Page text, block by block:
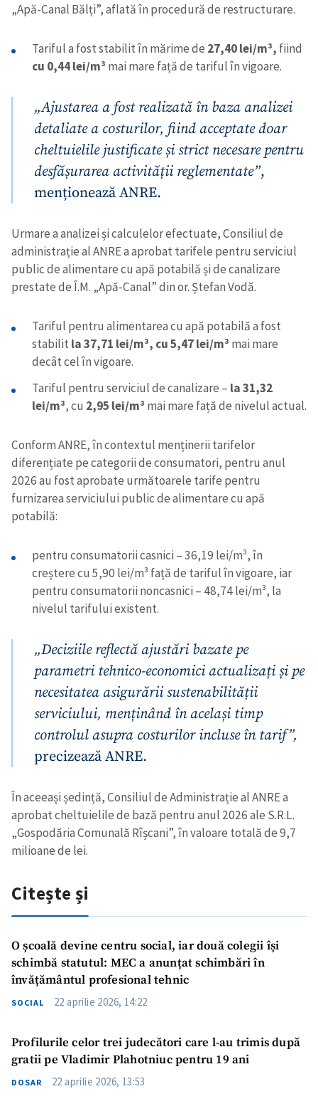
„Apă-Canal Bălți”, aflată în procedură de restructurare.
Tariful a fost stabilit în mărime de 27,40 lei/m³, fiind
cu 0,44 lei/m³ mai mare față de tariful în vigoare.
„Ajustarea a fost realizată în baza analizei
detaliate a costurilor, fiind acceptate doar
cheltuielile justificate și strict necesare pentru
desfășurarea activității reglementate”,
menționează ANRE.
Urmare a analizei și calculelor efectuate, Consiliul de
administrație al ANRE a aprobat tarifele pentru serviciul
public de alimentare cu apă potabilă și de canalizare
prestate de Î.M. „Apă-Canal” din or. Ștefan Vodă.
Tariful pentru alimentarea cu apă potabilă a fost
stabilit la 37,71 lei/m³, cu 5,47 lei/m³ mai mare
decât cel în vigoare.
Tariful pentru serviciul de canalizare – la 31,32
lei/m³, cu 2,95 lei/m³ mai mare față de nivelul actual.
Conform ANRE, în contextul menținerii tarifelor
diferențiate pe categorii de consumatori, pentru anul
2026 au fost aprobate următoarele tarife pentru
furnizarea serviciului public de alimentare cu apă
potabilă:
pentru consumatorii casnici – 36,19 lei/m³, în
creștere cu 5,90 lei/m³ față de tariful în vigoare, iar
pentru consumatorii noncasnici – 48,74 lei/m³, la
nivelul tarifului existent.
„Deciziile reflectă ajustări bazate pe
parametri tehnico-economici actualizați și pe
necesitatea asigurării sustenabilității
serviciului, menținând în același timp
controlul asupra costurilor incluse în tarif”,
precizează ANRE.
În aceeași ședință, Consiliul de Administrație al ANRE a
aprobat cheltuielile de bază pentru anul 2026 ale S.R.L.
„Gospodăria Comunală Rîșcani”, în valoare totală de 9,7
milioane de lei.
Citește și
O școală devine centru social, iar două colegii își
schimbă statutul: MEC a anunțat schimbări în
învățământul profesional tehnic
SOCIAL 22 aprilie 2026, 14:22
Profilurile celor trei judecători care l-au trimis după
gratii pe Vladimir Plahotniuc pentru 19 ani
DOSAR 22 aprilie 2026, 13:53